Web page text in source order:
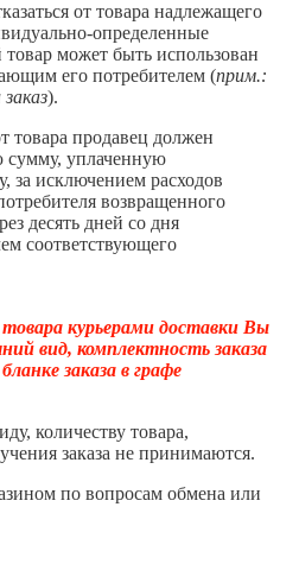
от товара надлежащего
определенные
может быть использован
его потребителем (прим.:
).
товара продавец должен
сумму, уплаченную
за исключением расходов
возвращенного
десять дней со дня
соответствующего
курьерами доставки Вы
вид, комплектность заказа
заказа в графе
количеству товара,
заказа не принимаются.
по вопросам обмена или